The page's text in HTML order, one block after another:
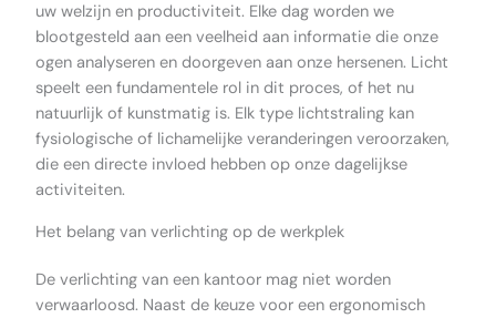
uw welzijn en productiviteit. Elke dag worden we
blootgesteld aan een veelheid aan informatie die onze
ogen analyseren en doorgeven aan onze hersenen. Licht
speelt een fundamentele rol in dit proces, of het nu
natuurlijk of kunstmatig is. Elk type lichtstraling kan
fysiologische of lichamelijke veranderingen veroorzaken,
die een directe invloed hebben op onze dagelijkse
activiteiten.
Het belang van verlichting op de werkplek
De verlichting van een kantoor mag niet worden
verwaarloosd. Naast de keuze voor een ergonomisch